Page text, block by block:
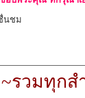
นชม
~รวมทุกส